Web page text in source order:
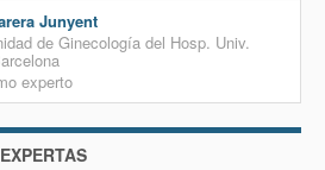
Junyent
de Ginecología del Hosp. Univ.
experto